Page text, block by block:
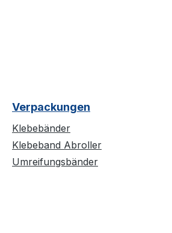
Verpackungen
Klebebänder
Klebeband Abroller
Umreifungsbänder